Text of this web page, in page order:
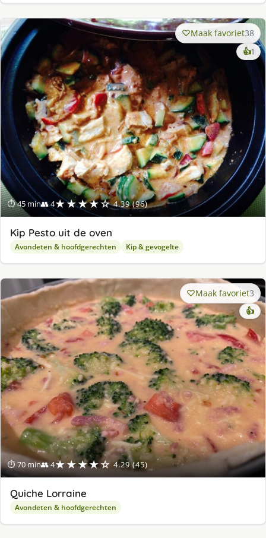
⏱ 45 min👥 4★★★★☆ 4.39 (96)
Maak favoriet38
👍1
Kip Pesto uit de oven
Avondeten & hoofdgerechten Kip & gevogelte
⏱ 70 min👥 4★★★★☆ 4.29 (45)
Maak favoriet3
👍
Quiche Lorraine
Avondeten & hoofdgerechten